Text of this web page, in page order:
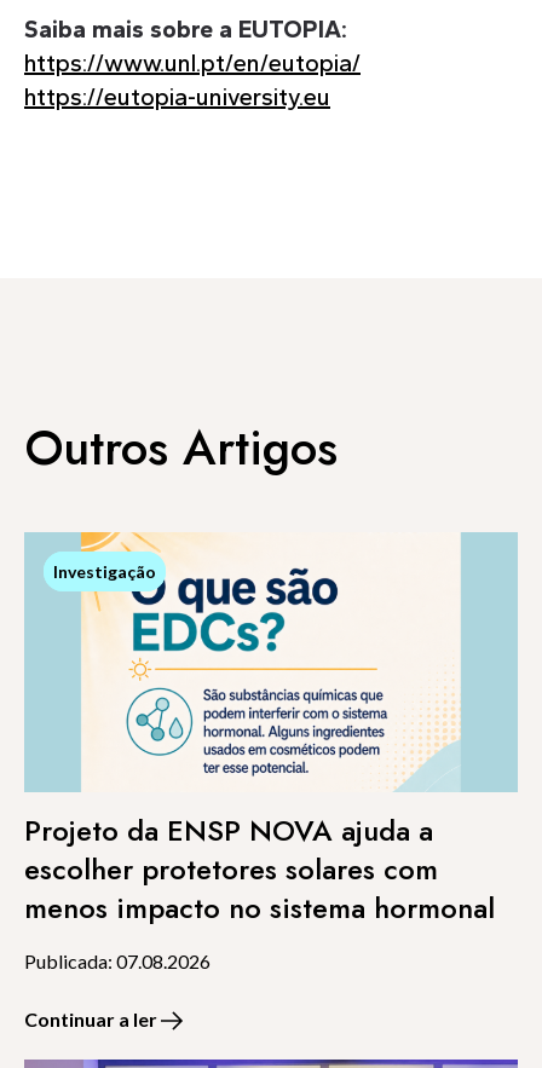
Saiba mais sobre a EUTOPIA:
https://www.unl.pt/en/eutopia/
https://eutopia-university.eu
Outros Artigos
Investigação
Investigação
Projeto da ENSP NOVA ajuda a
escolher protetores solares com
menos impacto no sistema hormonal
Publicada: 07.08.2026
Continuar a ler